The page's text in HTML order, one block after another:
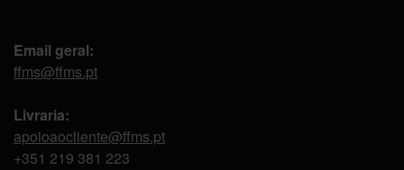
Email geral:
ffms@ffms.pt
Livraria:
apoioaocliente@ffms.pt
+351 219 381 223